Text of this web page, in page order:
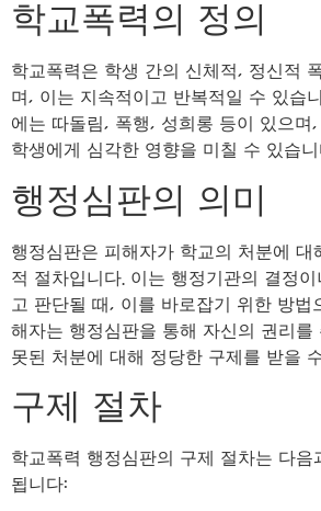
학교폭력의 정의
학교폭력은 학생 간의 신체적, 정신적
며, 이는 지속적이고 반복적일 수 있습
에는 따돌림, 폭행, 성희롱 등이 있으며
학생에게 심각한 영향을 미칠 수 있습니
행정심판의 의미
행정심판은 피해자가 학교의 처분에 대
적 절차입니다. 이는 행정기관의 결정
고 판단될 때, 이를 바로잡기 위한 방법
해자는 행정심판을 통해 자신의 권리를
못된 처분에 대해 정당한 구제를 받을
구제 절차
학교폭력 행정심판의 구제 절차는 다음
됩니다: